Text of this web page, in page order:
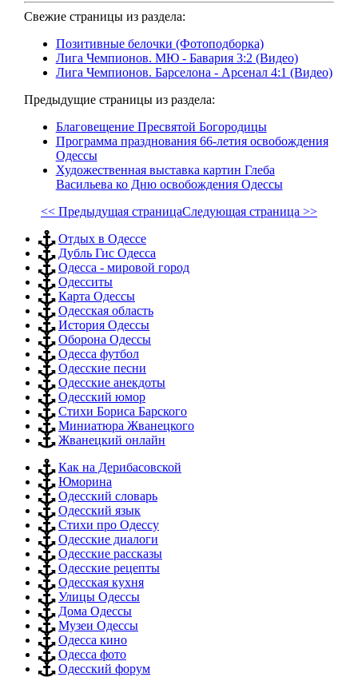
Свежие страницы из раздела:
Позитивные белочки (Фотоподборка)
Лига Чемпионов. МЮ - Бавария 3:2 (Видео)
Лига Чемпионов. Барселона - Арсенал 4:1 (Видео)
Предыдущие страницы из раздела:
Благовещение Пресвятой Богородицы
Программа празднования 66-летия освобождения
Одессы
Художественная выставка картин Глеба
Васильева ко Дню освобождения Одессы
<< Предыдущая страницаСледующая страница >>
Отдых в Одессе
Дубль Гис Одесса
Одесса - мировой город
Одесситы
Карта Одессы
Одесская область
История Одессы
Оборона Одессы
Одесса футбол
Одесские песни
Одесские анекдоты
Одесский юмор
Стихи Бориса Барского
Миниатюра Жванецкого
Жванецкий онлайн
Как на Дерибасовской
Юморина
Одесский словарь
Одесский язык
Стихи про Одессу
Одесские диалоги
Одесские рассказы
Одесские рецепты
Одесская кухня
Улицы Одессы
Дома Одессы
Музеи Одессы
Одесса кино
Одесса фото
Одесский форум